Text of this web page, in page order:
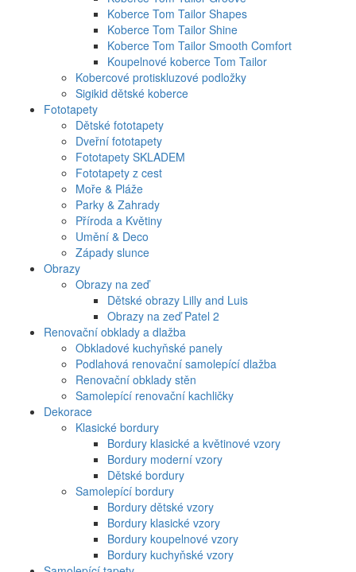
Koberce Tom Tailor Shapes
Koberce Tom Tailor Shine
Koberce Tom Tailor Smooth Comfort
Koupelnové koberce Tom Tailor
Kobercové protiskluzové podložky
Sigikid dětské koberce
Fototapety
Dětské fototapety
Dveřní fototapety
Fototapety SKLADEM
Fototapety z cest
Moře & Pláže
Parky & Zahrady
Příroda a Květiny
Umění & Deco
Západy slunce
Obrazy
Obrazy na zeď
Dětské obrazy Lilly and Luis
Obrazy na zeď Patel 2
Renovační obklady a dlažba
Obkladové kuchyňské panely
Podlahová renovační samolepící dlažba
Renovační obklady stěn
Samolepící renovační kachličky
Dekorace
Klasické bordury
Bordury klasické a květinové vzory
Bordury moderní vzory
Dětské bordury
Samolepící bordury
Bordury dětské vzory
Bordury klasické vzory
Bordury koupelnové vzory
Bordury kuchyňské vzory